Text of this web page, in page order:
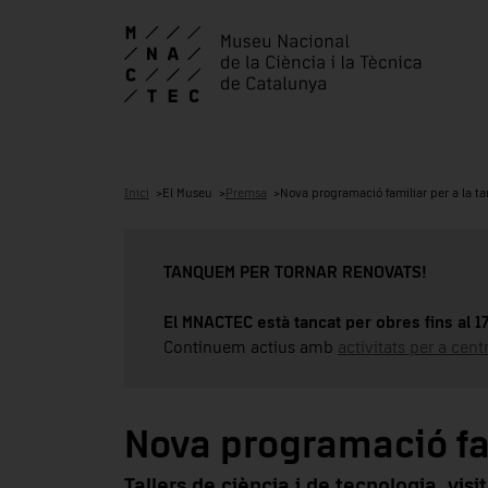
Inici El Museu Premsa Nova programació familiar per a la
TANQUEM PER TORNAR RENOVATS!
El MNACTEC està tancat per obres fins al
Continuem actius amb activitats per a
Nova programació